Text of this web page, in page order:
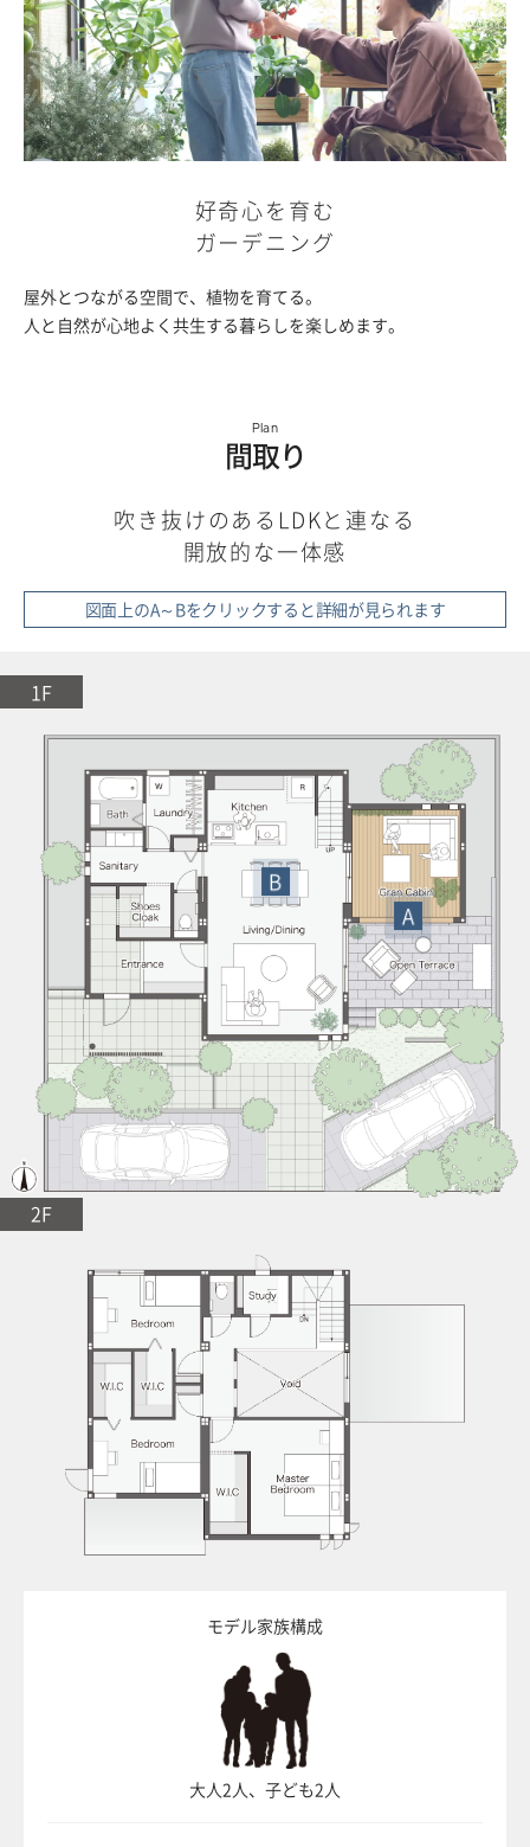
好奇心を育む
ガーデニング
屋外とつながる空間で、植物を育てる。
人と自然が心地よく共生する暮らしを楽しめます。
Plan
間取り
吹き抜けのあるLDKと連なる
開放的な一体感
図面上のA～Bをクリックすると詳細が見られます
1F
A
B
2F
モデル家族構成
大人2人、子ども2人